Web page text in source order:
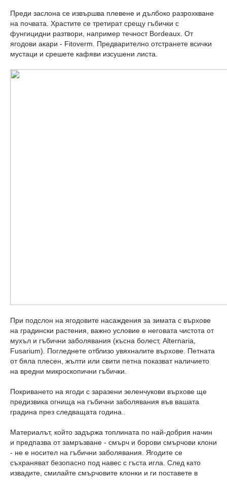
Преди заслона се извършва плевене и дълбоко разрохкване
на почвата. Храстите се третират срещу гъбички с
фунгицидни разтвори, например течност Bordeaux. От
ягодови акари - Fitoverm. Предварително отстранете всички
мустаци и срешете кафяви изсушени листа.
При подслон на ягодовите насаждения за зимата с върхове
на градински растения, важно условие е неговата чистота от
мухъл и гъбични заболявания (късна болест, Alternaria,
Fusarium). Погледнете отблизо увяхналите върхове. Петната
от бяла плесен, жълти или свити петна показват наличието
на вредни микроскопични гъбички.
Покриването на ягоди с заразени зеленчукови върхове ще
предизвика огнища на гъбични заболявания във вашата
градина през следващата година..
Материалът, който задържа топлината по най-добрия начин
и предпазва от замръзване - смърч и борови смърчови клони
- не е носител на гъбични заболявания. Ягодите се
съхраняват безопасно под навес с гъста игла. След като
извадите, смилайте смърчовите клонки и ги поставете в